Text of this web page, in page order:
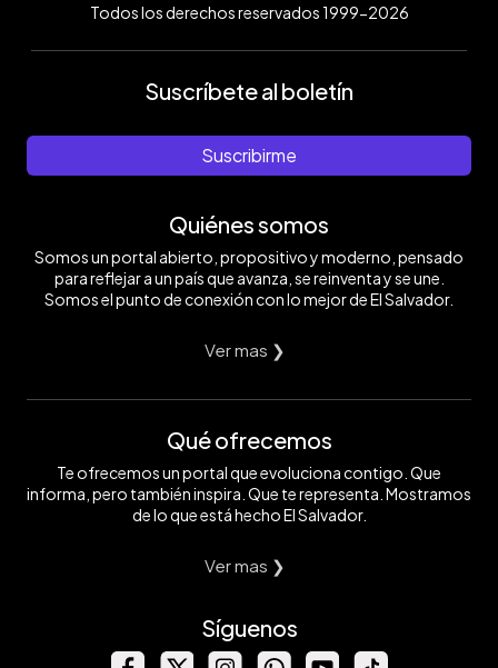
Todos los derechos reservados 1999-2026
Suscríbete al boletín
Suscribirme
Quiénes somos
Somos un portal abierto, propositivo y moderno, pensado
para reflejar a un país que avanza, se reinventa y se une.
Somos el punto de conexión con lo mejor de El Salvador.
Ver mas ❯
Qué ofrecemos
Te ofrecemos un portal que evoluciona contigo. Que
informa, pero también inspira. Que te representa. Mostramos
de lo que está hecho El Salvador.
Ver mas ❯
Síguenos